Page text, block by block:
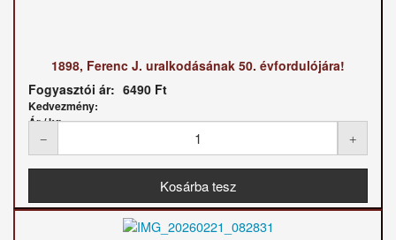
1898, Ferenc J. uralkodásának 50. évfordulójára!
Fogyasztói ár: 6490 Ft
Kedvezmény:
Ár / kg: